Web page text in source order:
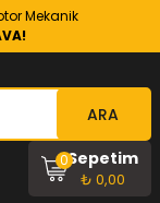
Mekanik
ARA
Sepetim
₺ 0,00
0